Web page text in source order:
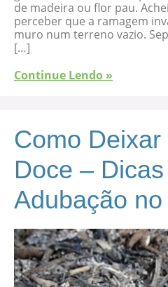
de madeira ou flor pau.
perceber que a ramagem
muro num terreno vazio.
[…]
Continue Lendo »
Como
Doce –
Adubação